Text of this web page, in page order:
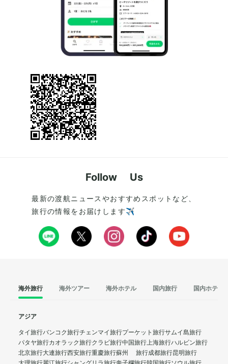
Follow Us
最新の渡航ニュースやおすすめスポットなど、
旅行の情報をお届けします✈️
海外旅行 海外ツアー 海外ホテル 国内旅行 国内ホテル
アジア
タイ旅行バンコク旅行チェンマイ旅行プーケット旅行サムイ島旅行
パタヤ旅行カオラック旅行クラビ旅行中国旅行上海旅行ハルビン旅行
北京旅行大連旅行西安旅行重慶旅行蘇州 旅行成都旅行昆明旅行